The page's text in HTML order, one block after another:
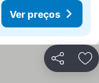
Ver preços
Partilhar